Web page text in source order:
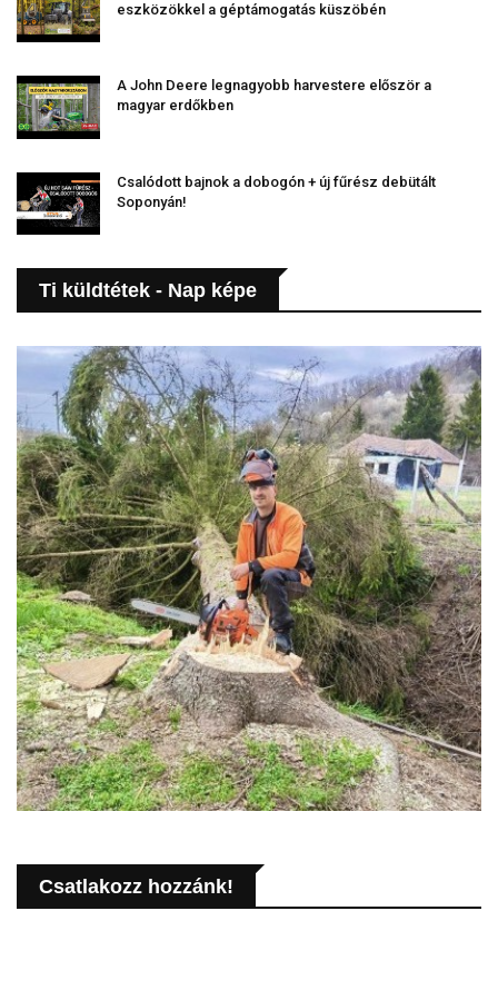
eszközökkel a géptámogatás küszöbén
A John Deere legnagyobb harvestere először a
magyar erdőkben
Csalódott bajnok a dobogón + új fűrész debütált
Soponyán!
Ti küldtétek - Nap képe
Csatlakozz hozzánk!